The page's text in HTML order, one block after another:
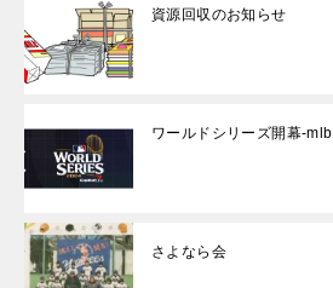
資源回収のお知らせ
ワールドシリーズ開幕-mlb
さよなら会